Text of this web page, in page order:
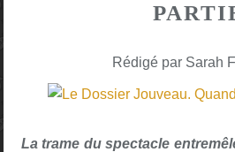
Rédigé par Sarah
La trame du spectacle